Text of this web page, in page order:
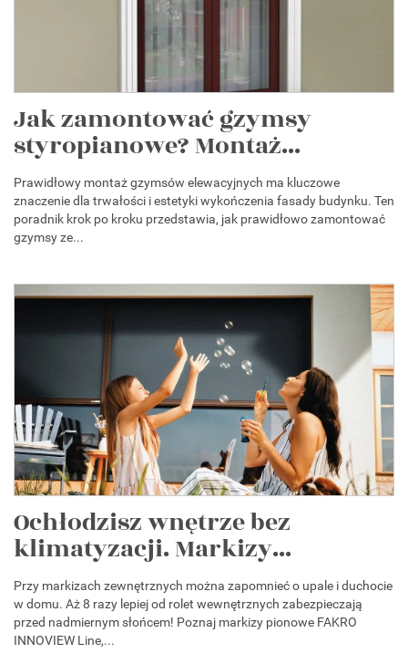
Jak zamontować gzymsy
styropianowe? Montaż...
Prawidłowy montaż gzymsów elewacyjnych ma kluczowe
znaczenie dla trwałości i estetyki wykończenia fasady budynku. Ten
poradnik krok po kroku przedstawia, jak prawidłowo zamontować
gzymsy ze...
Ochłodzisz wnętrze bez
klimatyzacji. Markizy...
Przy markizach zewnętrznych można zapomnieć o upale i duchocie
w domu. Aż 8 razy lepiej od rolet wewnętrznych zabezpieczają
przed nadmiernym słońcem! Poznaj markizy pionowe FAKRO
INNOVIEW Line,...